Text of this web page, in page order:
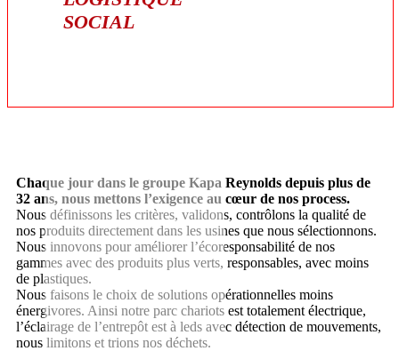
SOCIAL
Chaque jour dans le groupe Kapa Reynolds depuis plus de
32 ans, nous mettons l’exigence au cœur de nos process.
Nous définissons les critères, validons, contrôlons la qualité de
nos produits directement dans les usines que nous sélectionnons.
Nous innovons pour améliorer l’écoresponsabilité de nos
gammes avec des produits plus verts, responsables, avec moins
de plastiques.
Nous faisons le choix de solutions opérationnelles moins
énergivores. Ainsi notre parc chariots est totalement électrique,
l’éclairage de l’entrepôt est à leds avec détection de mouvements,
nous limitons et trions nos déchets.